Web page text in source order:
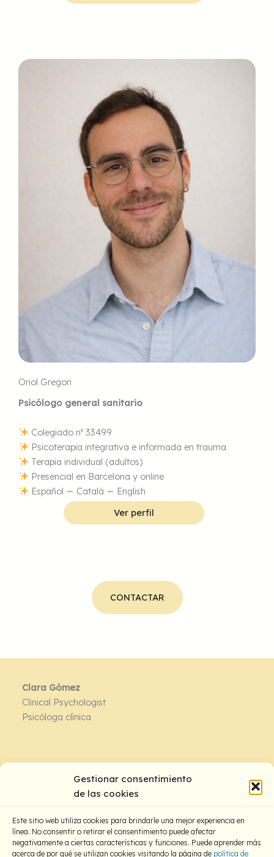
Gestionar consentimiento
de las cookies
Este sitio web utiliza cookies para brindarle una mejor experiencia en
línea. No consentir o retirar el consentimiento puede afectar
negativamente a ciertas características y funciones. Puede aprender más
acerca de por qué se utilizan cookies visitando la página de política de
Oriol Gregori
Psicólogo general sanitario
Colegiado nº 33499
Psicoterapia integrativa e informada en trauma
Terapia individual (adultos)
Presencial en Barcelona y online
Español ∽ Català ∽ English
Ver perfil
CONTACTAR
Clara Gómez
Clinical Psychologist
Psicóloga clínica
Contacto: